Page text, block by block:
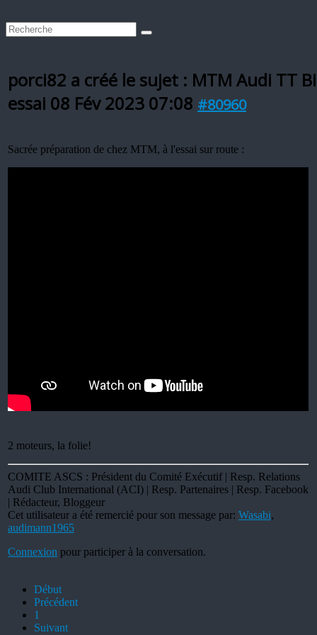
porci82 a créé le sujet : MTM Audi TT
essai 08 Fév 2023 07:08 #80960
Sacrée préparation de chez MTM, à l'essai sur route :
2 moteurs, la folie!
COMITE ASCS : Président du Comité Exécutif | Resp. Relations
Audi Club International (ACI) | Resp. Partenaires | Resp. Facebook
| Rédacteur, Bloggeur
Cet utilisateur a été remercié pour son message par: Wasabi,
audimann1965
Connexion pour participer à la conversation.
Début
Précédent
1
Suivant